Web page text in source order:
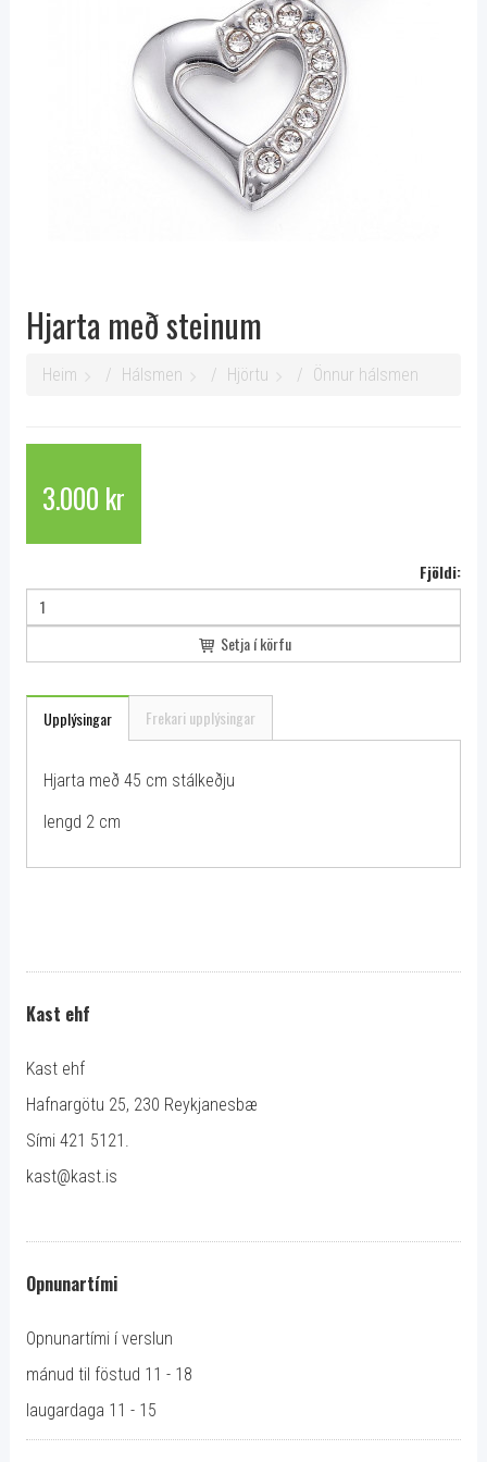
Hjarta með steinum
Heim Hálsmen Hjörtu Önnur hálsmen
3.000 kr
Fjöldi:
Setja í körfu
Upplýsingar Frekari upplýsingar
Hjarta með 45 cm stálkeðju
lengd 2 cm
Kast ehf
Kast ehf
Hafnargötu 25, 230 Reykjanesbæ
Sími 421 5121.
kast@kast.is
Opnunartími
Opnunartími í verslun
mánud til föstud 11 - 18
laugardaga 11 - 15